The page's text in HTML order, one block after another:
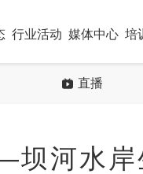
行业活动 媒体中心 培
直播
河水岸